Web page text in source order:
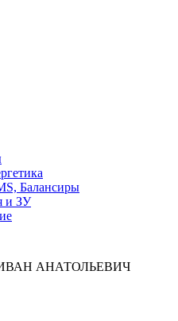
Балансиры
и ЗУ
АНАТОЛЬЕВИЧ